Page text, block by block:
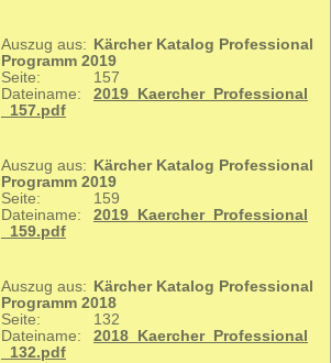
Auszug aus:
Kärcher Katalog Professional
Programm 2019
Seite:
157
Dateiname:
2019_Kaercher_Professional
_157.pdf
Auszug aus:
Kärcher Katalog Professional
Programm 2019
Seite:
159
Dateiname:
2019_Kaercher_Professional
_159.pdf
Auszug aus:
Kärcher Katalog Professional
Programm 2018
Seite:
132
Dateiname:
2018_Kaercher_Professional
_132.pdf